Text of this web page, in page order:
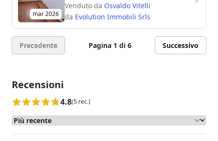
mar 2026
Venduto da Osvaldo Vitelli
da Evolution Immobili Srls
Precedente Pagina 1 di 6 Successivo
Recensioni
4.8(5 rec.)